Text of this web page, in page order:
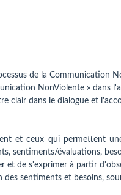
de la Communication
NonViolente » dans
clair dans le dialogue et
et ceux qui permettent
sentiments/évaluations,
et de s'exprimer à partir
des sentiments et besoins,